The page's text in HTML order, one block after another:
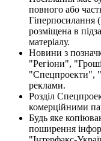
повного або
Гіперпосилання
розміщена в
матеріалу.
Новини з
"Регіони",
"Спецпроекти",
реклами.
Розділ
комерційними
Будь яке
поширення